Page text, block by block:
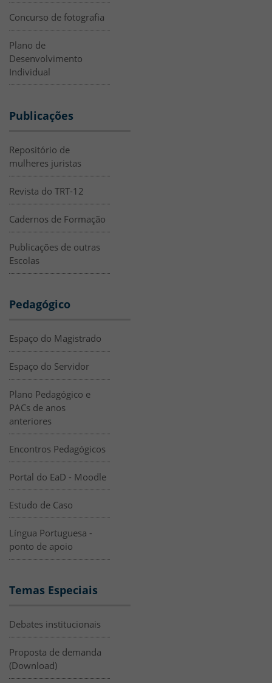
Concurso de fotografia
Plano de
Desenvolvimento
Individual
Publicações
Repositório de
mulheres juristas
Revista do TRT-12
Cadernos de Formação
Publicações de outras
Escolas
Pedagógico
Espaço do Magistrado
Espaço do Servidor
Plano Pedagógico e
PACs de anos
anteriores
Encontros Pedagógicos
Portal do EaD - Moodle
Estudo de Caso
Língua Portuguesa -
ponto de apoio
Temas Especiais
Debates institucionais
Proposta de demanda
(Download)